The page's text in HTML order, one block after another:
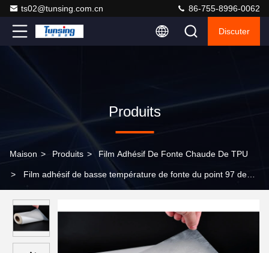
ts02@tunsing.com.cn 86-755-8996-0062
Discuter
Produits
Maison > Produits > Film Adhésif De Fonte Chaude De TPU
> Film adhésif de basse température de fonte du point 97 de